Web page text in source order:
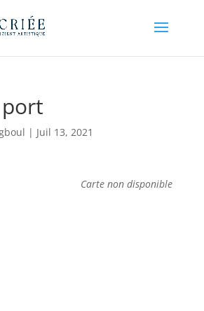
| Juil 13, 2021
Carte non disponible